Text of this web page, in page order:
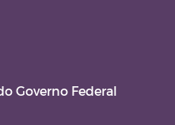
Governo Federal